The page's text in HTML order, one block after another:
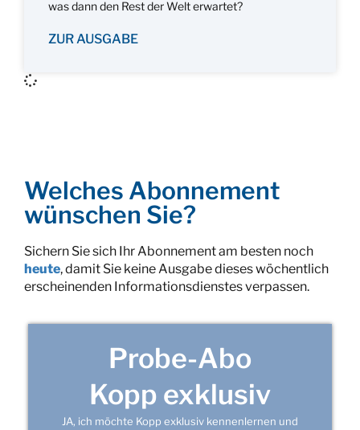
was dann den Rest der Welt erwartet?
ZUR AUSGABE
Welches Abonnement
wünschen Sie?
Sichern Sie sich Ihr Abonnement am besten noch
heute, damit Sie keine Ausgabe dieses wöchentlich
erscheinenden Informationsdienstes verpassen.
Probe-Abo
Kopp exklusiv
JA, ich möchte Kopp exklusiv kennenlernen und